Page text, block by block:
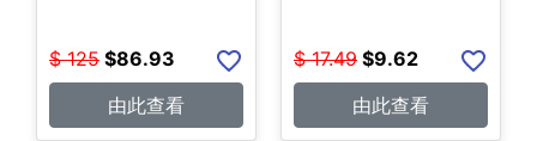
$ 125 $86.93
由此查看
$ 17.49 $9.62
由此查看